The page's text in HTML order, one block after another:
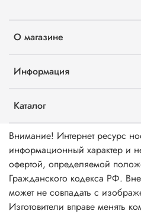
О магазине
Информация
Каталог
Внимание! Интернет ресурс
информационный характер и
офертой, определяемой
Гражданского кодекса РФ.
может не совпадать с
Изготовители вправе менять